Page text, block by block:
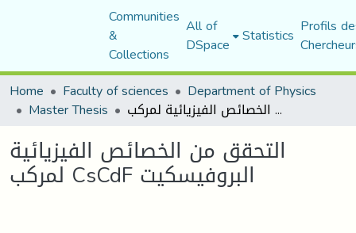
Communities
&
Collections
All of
DSpace Statistics Profils
Home
Faculty of sciences Department of Physics
Master Thesis التحقق من الخصائص الفيزيائية لمركب CsCdF البروفيسكيت
التحقق من الخصائص الفيزيائية
لمركب CsCdF البروفيسكيت